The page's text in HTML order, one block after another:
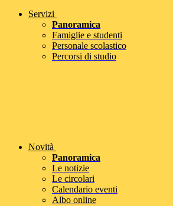
Servizi
Panoramica
Famiglie e studenti
Personale scolastico
Percorsi di studio
Novità
Panoramica
Le notizie
Le circolari
Calendario eventi
Albo online